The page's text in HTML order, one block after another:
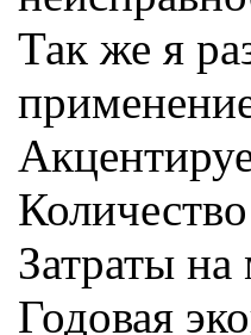
Так же я
Затраты
Годовая